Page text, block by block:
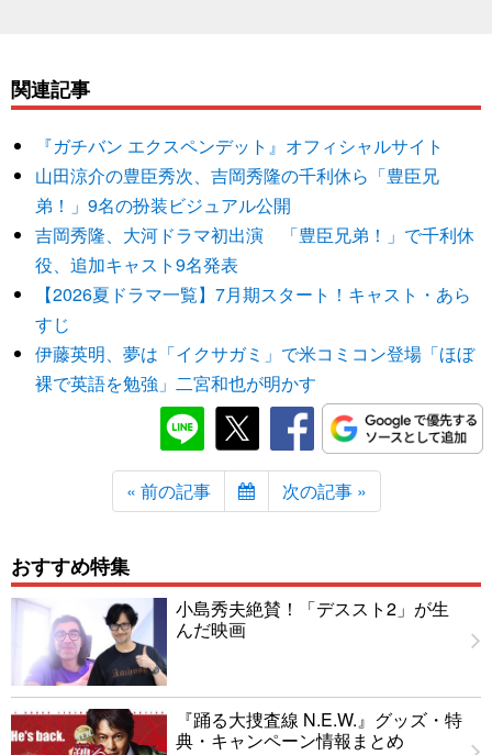
関連記事
『ガチバン エクスペンデット』オフィシャルサイト
山田涼介の豊臣秀次、吉岡秀隆の千利休ら「豊臣兄
弟！」9名の扮装ビジュアル公開
吉岡秀隆、大河ドラマ初出演 「豊臣兄弟！」で千利休
役、追加キャスト9名発表
【2026夏ドラマ一覧】7月期スタート！キャスト・あら
すじ
伊藤英明、夢は「イクサガミ」で米コミコン登場「ほぼ
裸で英語を勉強」二宮和也が明かす
« 前の記事 次の記事 »
おすすめ特集
小島秀夫絶賛！「デススト2」が生
んだ映画
『踊る大捜査線 N.E.W.』グッズ・特
典・キャンペーン情報まとめ